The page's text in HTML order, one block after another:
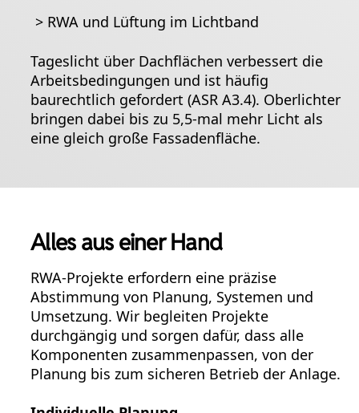
> RWA und Lüftung im Lichtband
Tageslicht über Dachflächen verbessert die
Arbeitsbedingungen und ist häufig
baurechtlich gefordert (ASR A3.4). Oberlichter
bringen dabei bis zu 5,5-mal mehr Licht als
eine gleich große Fassadenfläche.
Alles aus einer Hand
RWA-Projekte erfordern eine präzise
Abstimmung von Planung, Systemen und
Umsetzung. Wir begleiten Projekte
durchgängig und sorgen dafür, dass alle
Komponenten zusammenpassen, von der
Planung bis zum sicheren Betrieb der Anlage.